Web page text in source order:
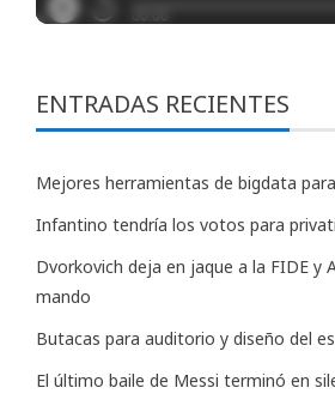
ENTRADAS RECIENTES
Mejores herramientas de bigdata
Infantino tendría los votos para
Dvorkovich deja en jaque a la FIDE y
mando
Butacas para auditorio y diseño del
El último baile de Messi terminó en